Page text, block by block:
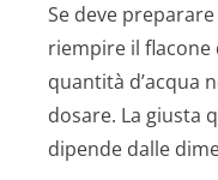
Se deve
riempire il flacone
quantità d’acqua
dosare. La giusta
dipende dalle